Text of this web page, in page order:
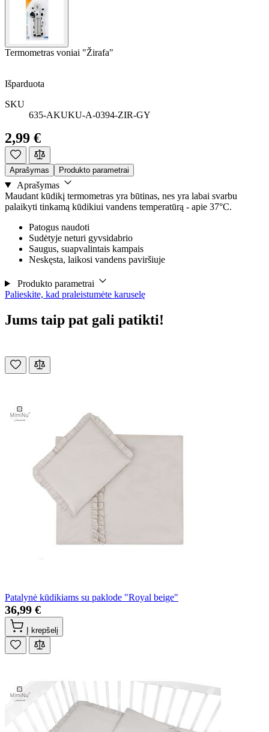
Termometras voniai "Žirafa"
Išparduota
SKU
635-AKUKU-A-0394-ZIR-GY
2,99 €
Aprašymas Produkto parametrai
Aprašymas
Maudant kūdikį termometras yra būtinas, nes yra labai svarbu
palaikyti tinkamą kūdikiui vandens temperatūrą - apie 37°C.
Patogus naudoti
Sudėtyje neturi gyvsidabrio
Saugus, suapvalintais kampais
Neskęsta, laikosi vandens paviršiuje
Produkto parametrai
Palieskite, kad praleistumėte karuselę
Jums taip pat gali patikti!
Patalynė kūdikiams su paklode "Royal beige"
36,99 €
Į krepšelį